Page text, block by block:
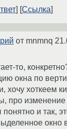
Ссылка
от mnmnq
то,
окна по
хочу хоткеем
про
понятно и так,
окно